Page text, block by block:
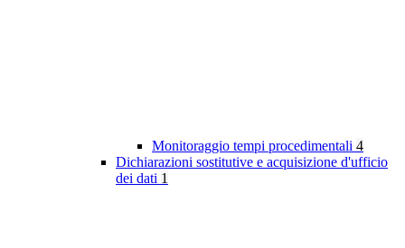
Monitoraggio tempi procedimentali 4
Dichiarazioni sostitutive e acquisizione d'ufficio
dei dati 1